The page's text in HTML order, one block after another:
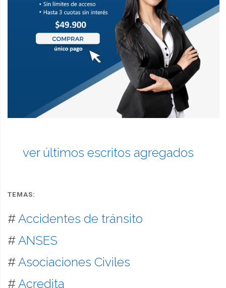
ver últimos escritos agregados
TEMAS:
#Accidentes de tránsito
#ANSES
#Asociaciones Civiles
#Acredita